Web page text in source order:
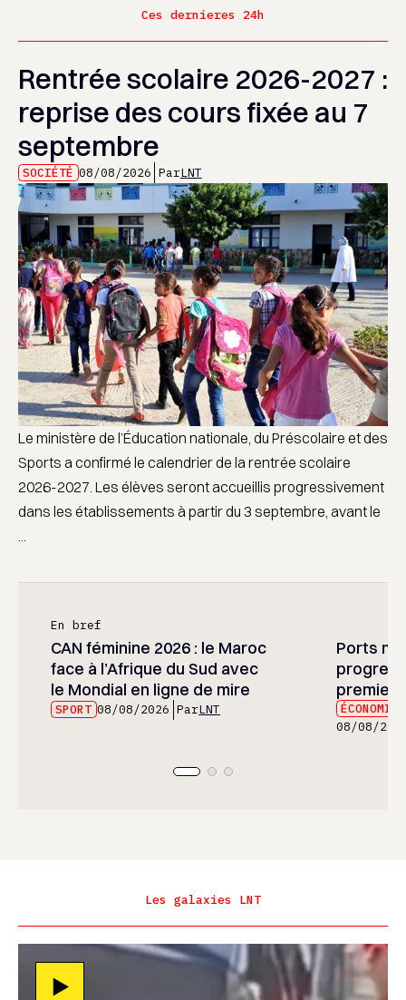
Ces dernieres 24h
Rentrée scolaire 2026-2027 :
reprise des cours fixée au 7
septembre
SOCIÉTÉ 08/08/2026 ParLNT
Le ministère de l’Éducation nationale, du Préscolaire et des
Sports a confirmé le calendrier de la rentrée scolaire
2026-2027. Les élèves seront accueillis progressivement
dans les établissements à partir du 3 septembre, avant le
...
En bref
CAN féminine 2026 : le Maroc
face à l’Afrique du Sud avec
le Mondial en ligne de mire
SPORT 08/08/2026 ParLNT
Ports
premier
08/08/
Les galaxies LNT